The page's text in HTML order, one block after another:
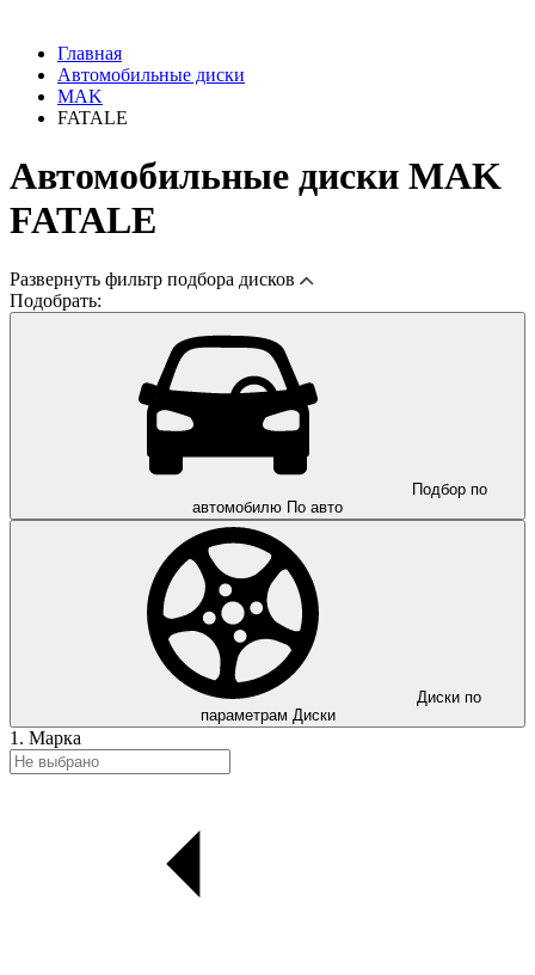
Главная
Автомобильные диски
MAK
FATALE
Автомобильные диски MAK
FATALE
Развернуть фильтр подбора дисков
Подобрать:
Подбор по
автомобилю По авто
Диски по
параметрам Диски
1. Марка